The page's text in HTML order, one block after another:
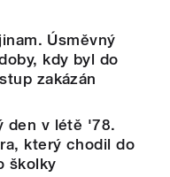
Úsměvný
kdy byl do
zakázán
den v létě '78.
který chodil do
školky